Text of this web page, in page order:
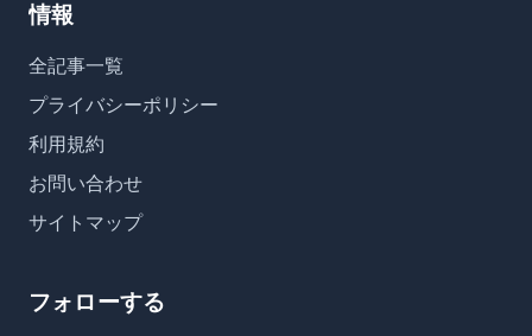
情報
全記事一覧
プライバシーポリシー
利用規約
お問い合わせ
サイトマップ
フォローする